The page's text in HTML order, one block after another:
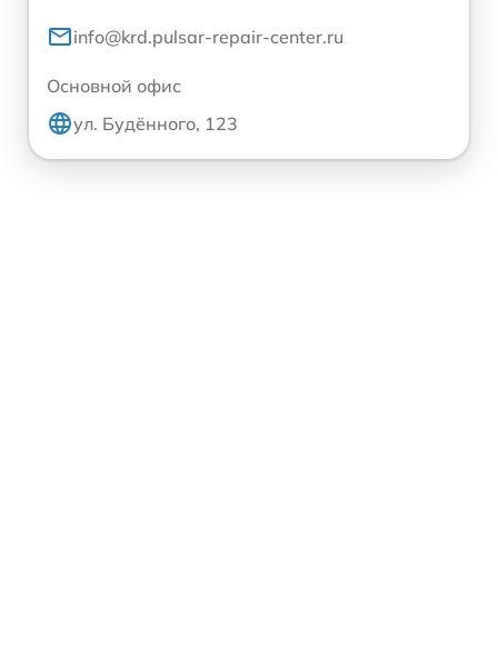
info@krd.pulsar-repair-center.ru
Основной офис
ул. Будённого, 123